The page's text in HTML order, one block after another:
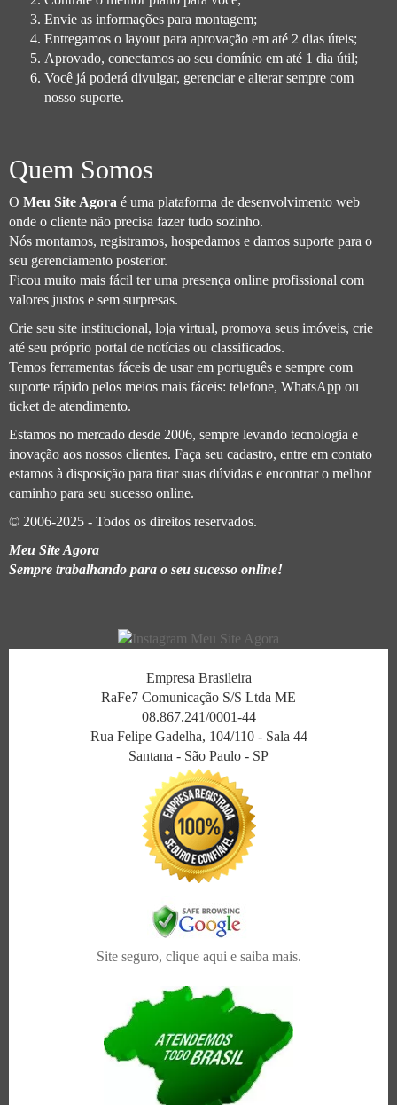
Envie as informações para montagem;
Entregamos o layout para aprovação em até 2 dias úteis;
Aprovado, conectamos ao seu domínio em até 1 dia útil;
Você já poderá divulgar, gerenciar e alterar sempre com
nosso suporte.
Quem Somos
O Meu Site Agora é uma plataforma de desenvolvimento web
onde o cliente não precisa fazer tudo sozinho.
Nós montamos, registramos, hospedamos e damos suporte para o
seu gerenciamento posterior.
Ficou muito mais fácil ter uma presença online profissional com
valores justos e sem surpresas.
Crie seu site institucional, loja virtual, promova seus imóveis, crie
até seu próprio portal de notícias ou classificados.
Temos ferramentas fáceis de usar em português e sempre com
suporte rápido pelos meios mais fáceis: telefone, WhatsApp ou
ticket de atendimento.
Estamos no mercado desde 2006, sempre levando tecnologia e
inovação aos nossos clientes. Faça seu cadastro, entre em contato
estamos à disposição para tirar suas dúvidas e encontrar o melhor
caminho para seu sucesso online.
© 2006-2025 - Todos os direitos reservados.
Meu Site Agora
Sempre trabalhando para o seu sucesso online!
Empresa Brasileira
RaFe7 Comunicação S/S Ltda ME
08.867.241/0001-44
Rua Felipe Gadelha, 104/110 - Sala 44
Santana - São Paulo - SP
Site seguro, clique aqui e saiba mais.